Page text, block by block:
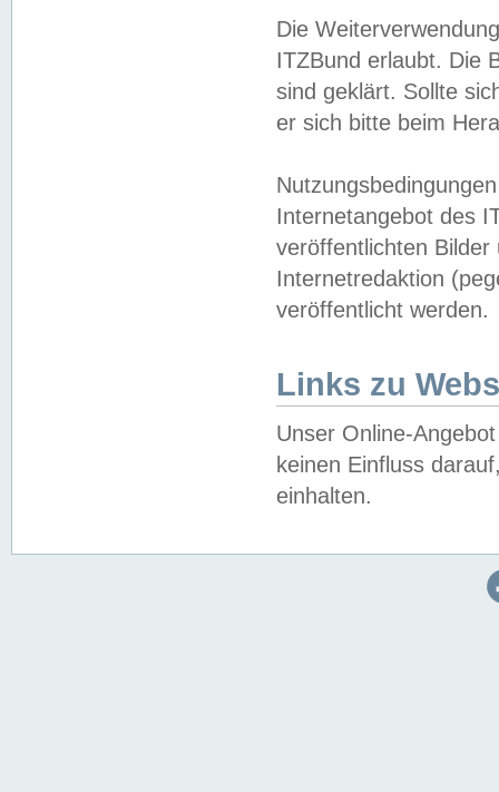
Die
ITZBund erlaubt. Die
sind geklärt. Sollte
er sich bitte beim
Internetangebot des
veröffentlichten
Internetredaktion
veröffentlicht werden.
Links zu
Unser Online-
keinen Einfluss
einhalten.